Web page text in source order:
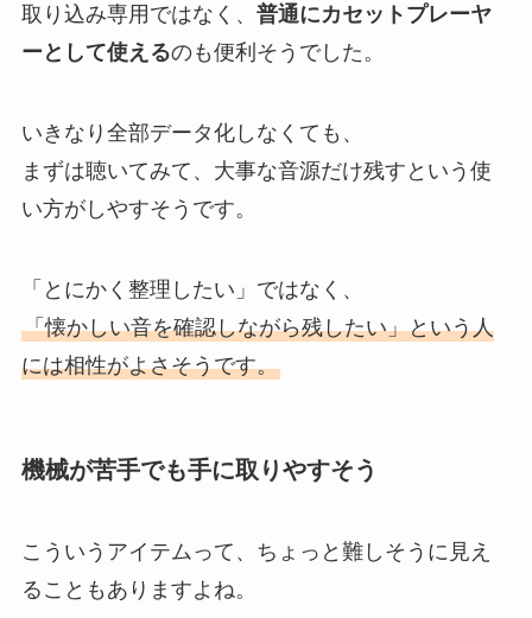
取り込み専用ではなく、 普通にカセットプレーヤ
ーとして使えるのも便利そうでした。
いきなり全部データ化しなくても、
まずは聴いてみて、大事な音源だけ残すという使
い方がしやすそうです。
「とにかく整理したい」ではなく、
「懐かしい音を確認しながら残したい」という人
には相性がよさそうです。
機械が苦手でも手に取りやすそう
こういうアイテムって、ちょっと難しそうに見え
ることもありますよね。